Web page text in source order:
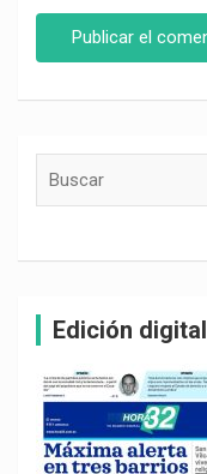
Edición digital